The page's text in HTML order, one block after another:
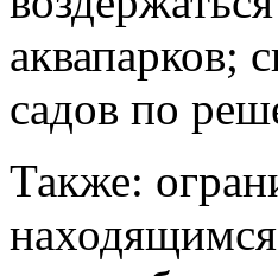
аквапарков;
садов по
Также: